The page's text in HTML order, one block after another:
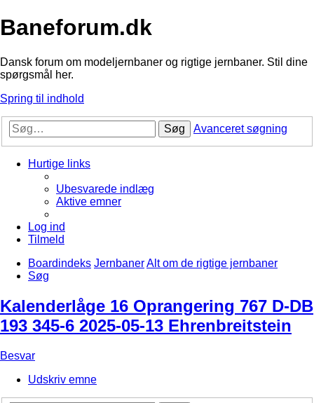
Baneforum.dk
Dansk forum om modeljernbaner og rigtige jernbaner. Stil dine
spørgsmål her.
Spring til indhold
Søg Avanceret søgning
Hurtige links
Ubesvarede indlæg
Aktive emner
Log ind
Tilmeld
Boardindeks JernbanerAlt om de rigtige jernbaner
Søg
Kalenderlåge 16 Oprangering 767 D-DB
193 345-6 2025-05-13 Ehrenbreitstein
Besvar
Udskriv emne